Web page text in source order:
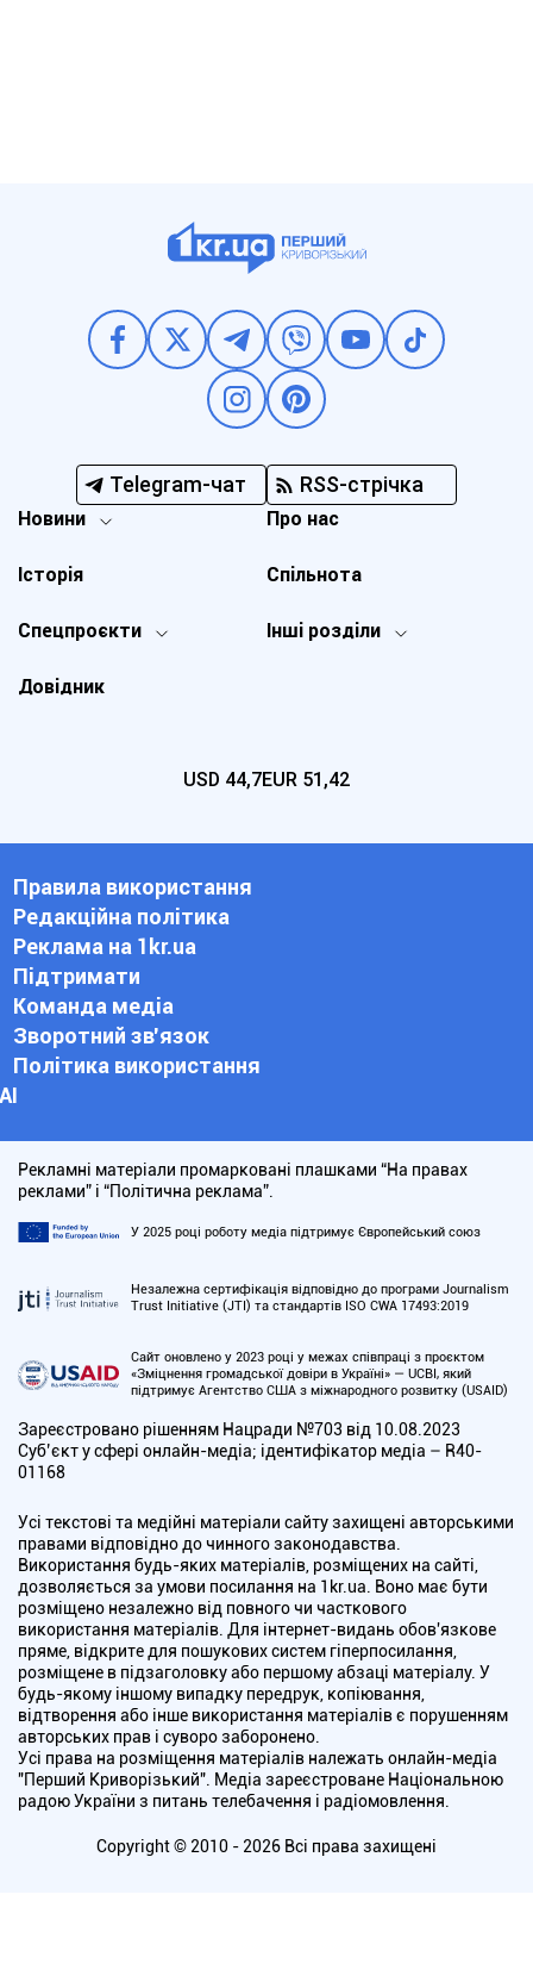
Telegram-чат RSS-стрічка
Новини
Спецпроєкти Інші розділи
Історія
Про нас
Довідник
Спільнота
USD 44,7EUR 51,42
Правила використання
Редакційна політика
Реклама на 1kr.ua
Підтримати
Команда медіа
Зворотний зв'язок
Політика використання
АІ
Рекламні матеріали промарковані плашками “На правах
реклами” і “Політична реклама”.
У 2025 році роботу медіа підтримує Європейський союз
Незалежна сертифікація відповідно до програми Journalism
Trust Initiative (JTI) та стандартів ISO CWA 17493:2019
Сайт оновлено у 2023 році у межах співпраці з проєктом
«Зміцнення громадської довіри в Україні» — UCBI, який
підтримує Агентство США з міжнародного розвитку (USAID)
Зареєстровано рішенням Нацради №703 від 10.08.2023
Cуб’єкт у сфері онлайн-медіа; ідентифікатор медіа – R40-
01168
Усі текстові та медійні матеріали сайту захищені авторськими
правами відповідно до чинного законодавства.
Використання будь-яких матеріалів, розміщених на сайті,
дозволяється за умови посилання на 1kr.ua. Воно має бути
розміщено незалежно від повного чи часткового
використання матеріалів. Для інтернет-видань обов'язкове
пряме, відкрите для пошукових систем гіперпосилання,
розміщене в підзаголовку або першому абзаці матеріалу. У
будь-якому іншому випадку передрук, копіювання,
відтворення або інше використання матеріалів є порушенням
авторських прав і суворо заборонено.
Усі права на розміщення матеріалів належать онлайн-медіа
"Перший Криворізький". Медіа зареєстроване Національною
радою України з питань телебачення і радіомовлення.
Copyright © 2010 - 2026 Всі права захищені